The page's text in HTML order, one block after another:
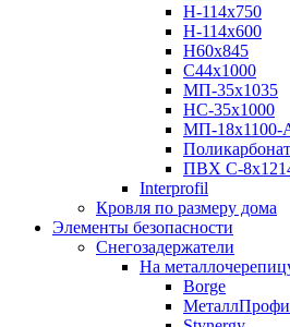
Н-114х750
Н-114х600
Н60х845
С44х1000
МП-35х1035
НС-35х1000
МП-18х1100-
ПВХ С-
Interprofil
Кровля по размеру дома
Элементы безопасности
Снегозадержатели
На
Borge